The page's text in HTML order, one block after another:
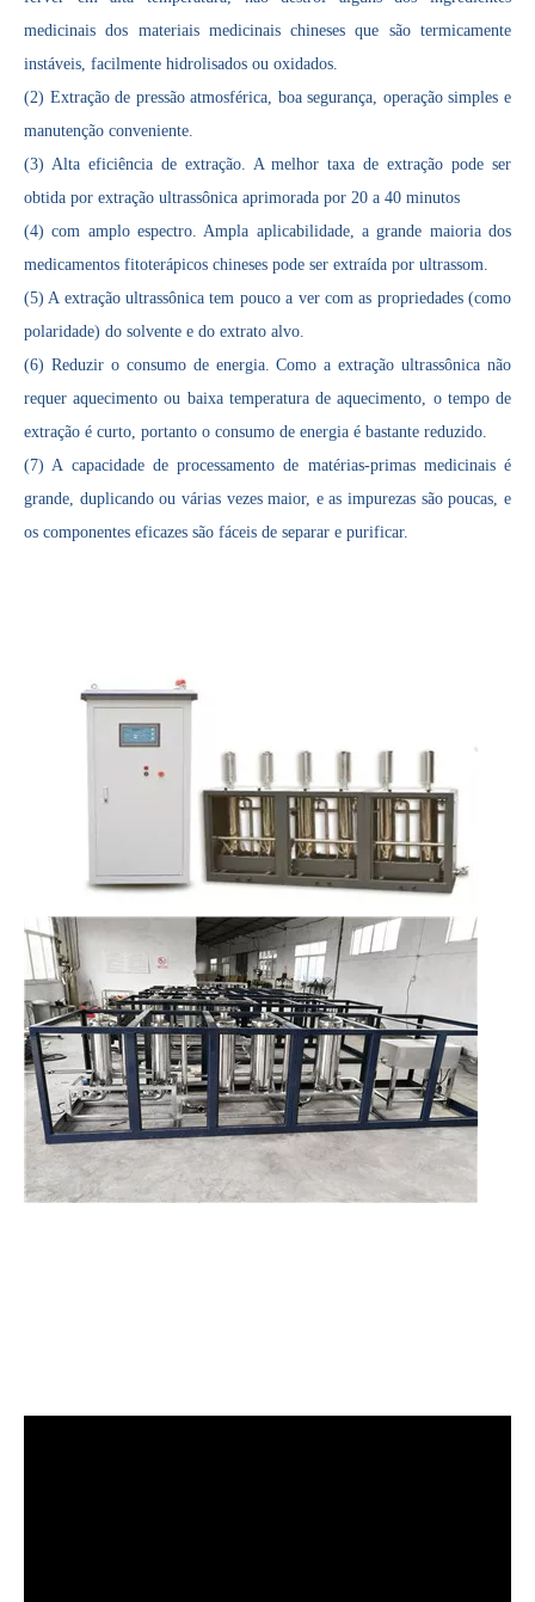
A era da energia do hidrogênio: oportunidades para equipamentos de pulverização ultrassônica
O sistema de revestimento de spray ultrassônico é uma técnica para
Combinando ultrassom com outras tecnologias de tratamento de água
Atualmente, a pesquisa sobre a extração de antioxidantes e
medicinais dos materiais medicinais chineses que são termicamente
instáveis, facilmente hidrolisados ​​ou oxidados.
(2) Extração de pressão atmosférica, boa segurança, operação simples e
manutenção conveniente.
(3) Alta eficiência de extração. A melhor taxa de extração pode ser
obtida por extração ultrassônica aprimorada por 20 a 40 minutos
(4) com amplo espectro. Ampla aplicabilidade, a grande maioria dos
medicamentos fitoterápicos chineses pode ser extraída por ultrassom.
(5) A extração ultrassônica tem pouco a ver com as propriedades (como
polaridade) do solvente e do extrato alvo.
(6) Reduzir o consumo de energia. Como a extração ultrassônica não
requer aquecimento ou baixa temperatura de aquecimento, o tempo de
extração é curto, portanto o consumo de energia é bastante reduzido.
(7) A capacidade de processamento de matérias-primas medicinais é
grande, duplicando ou várias vezes maior, e as impurezas são poucas, e
os componentes eficazes são fáceis de separar e purificar.